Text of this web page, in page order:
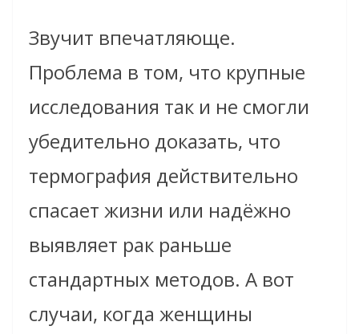
Звучит впечатляюще.
Проблема в том, что крупные
исследования так и не смогли
убедительно доказать, что
термография действительно
спасает жизни или надёжно
выявляет рак раньше
стандартных методов. А вот
случаи, когда женщины